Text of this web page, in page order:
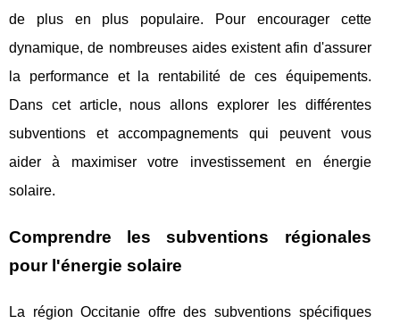
de plus en plus populaire. Pour encourager cette
dynamique, de nombreuses aides existent afin d'assurer
la performance et la rentabilité de ces équipements.
Dans cet article, nous allons explorer les différentes
subventions et accompagnements qui peuvent vous
aider à maximiser votre investissement en énergie
solaire.
Comprendre les subventions régionales
pour l'énergie solaire
La région Occitanie offre des subventions spécifiques